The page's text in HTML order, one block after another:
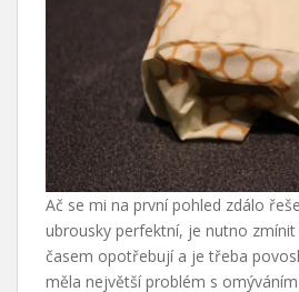
Ač se mi na první pohled zdálo
ubrousky perfektní, je nutno
časem opotřebují a je třeba
měla největší problém s